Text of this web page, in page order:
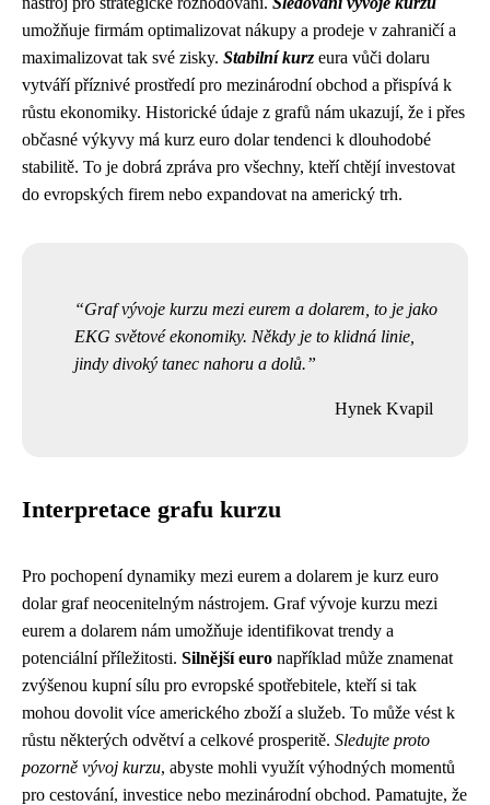
umožňuje firmám optimalizovat nákupy a prodeje v zahraničí a
maximalizovat tak své zisky. Stabilní kurz eura vůči dolaru
vytváří příznivé prostředí pro mezinárodní obchod a přispívá k
růstu ekonomiky. Historické údaje z grafů nám ukazují, že i přes
občasné výkyvy má kurz euro dolar tendenci k dlouhodobé
stabilitě. To je dobrá zpráva pro všechny, kteří chtějí investovat
do evropských firem nebo expandovat na americký trh.
Graf vývoje kurzu mezi eurem a dolarem, to je jako
EKG světové ekonomiky. Někdy je to klidná linie,
jindy divoký tanec nahoru a dolů.
Hynek Kvapil
Interpretace grafu kurzu
Pro pochopení dynamiky mezi eurem a dolarem je kurz euro
dolar graf neocenitelným nástrojem. Graf vývoje kurzu mezi
eurem a dolarem nám umožňuje identifikovat trendy a
potenciální příležitosti. Silnější euro například může znamenat
zvýšenou kupní sílu pro evropské spotřebitele, kteří si tak
mohou dovolit více amerického zboží a služeb. To může vést k
růstu některých odvětví a celkové prosperitě. Sledujte proto
pozorně vývoj kurzu, abyste mohli využít výhodných momentů
pro cestování, investice nebo mezinárodní obchod. Pamatujte, že